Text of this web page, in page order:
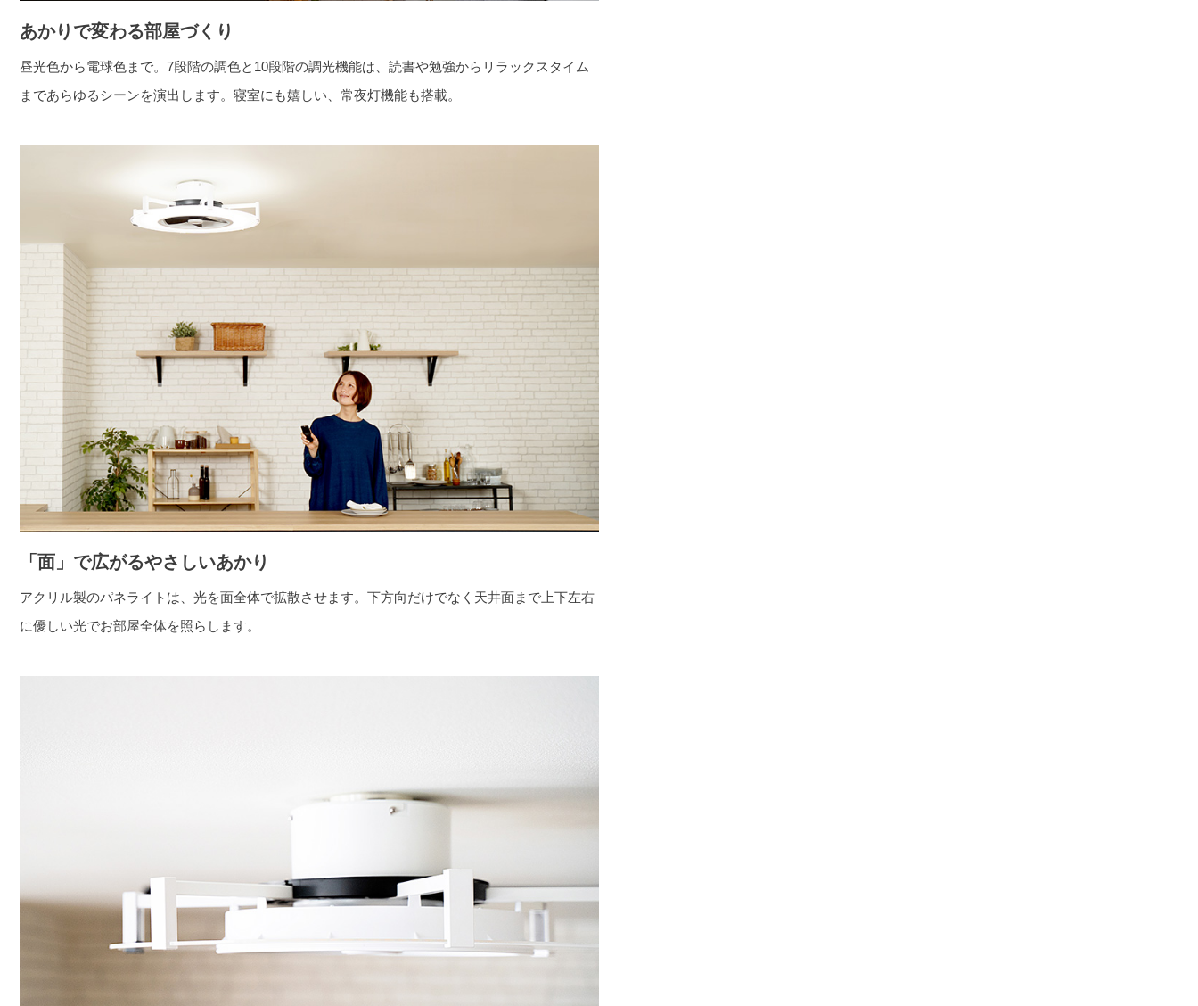
あかりで変わる部屋づくり
昼光色から電球色まで。7段階の調色と10段階の調光機能は、読書や勉強からリラックスタイム
まであらゆるシーンを演出します。寝室にも嬉しい、常夜灯機能も搭載。
「面」で広がるやさしいあかり
アクリル製のパネライトは、光を面全体で拡散させます。下方向だけでなく天井面まで上下左右
に優しい光でお部屋全体を照らします。